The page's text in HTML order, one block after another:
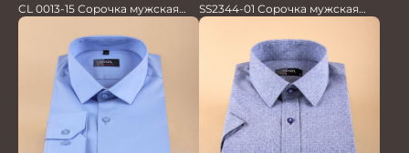
CL 0013-15 Сорочка мужская
короткий рукав
SS2344-01 Сорочка мужская
кор.рукав